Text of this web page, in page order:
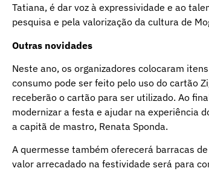
Tatiana, é dar voz à expressividade e ao
pesquisa e pela valorização da cultura de
Outras novidades
Neste ano, os organizadores colocaram
consumo pode ser feito pelo uso do cartão
receberão o cartão para ser utilizado. Ao
modernizar a festa e ajudar na experiência
a capitã de mastro, Renata Sponda.
A quermesse também oferecerá barracas
valor arrecadado na festividade será para